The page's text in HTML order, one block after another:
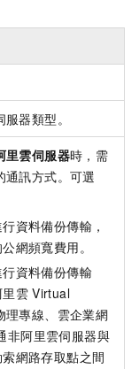
器類型。
里雲伺服器時，需
通訊方式。可選
資料備份傳輸，
網頻寬費用。
行資料備份傳輸
雲 Virtual
專線、雲企業網
非阿里雲伺服器與
網路存取點之間